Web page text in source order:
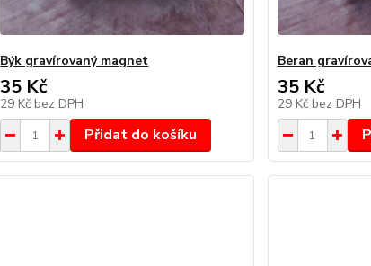
Býk gravírovaný magnet
35 Kč
29 Kč bez DPH
Přidat do košíku
Beran
35 Kč
29 Kč bez DPH